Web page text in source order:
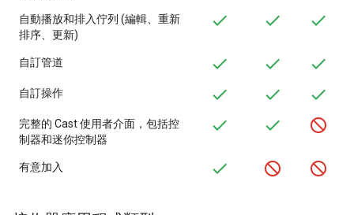
自動播放和排入佇列 (編輯、重新
排序、更新)
自訂管道
自訂操作
完整的 Cast 使用者介面，包括控
制器和迷你控制器
有意加入